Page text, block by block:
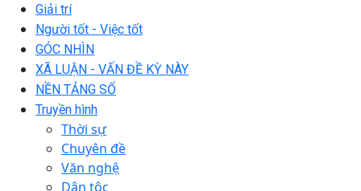
Giải trí
Người tốt - Việc tốt
GÓC NHÌN
XÃ LUẬN - VẤN ĐỀ KỲ NÀY
NỀN TẢNG SỐ
Truyền hình
Thời sự
Chuyên đề
Văn nghệ
Dân tộc